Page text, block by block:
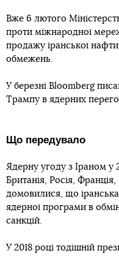
Вже 6 лютого
проти міжнародної
продажу іранської
обмежень.
У березні Bloomberg
Трампу в ядерних
Що передувало
Ядерну угоду з Іраном у
Британія, Росія,
домовилися, що іранська
ядерної програми в
санкцій.
У 2018 році тодішній